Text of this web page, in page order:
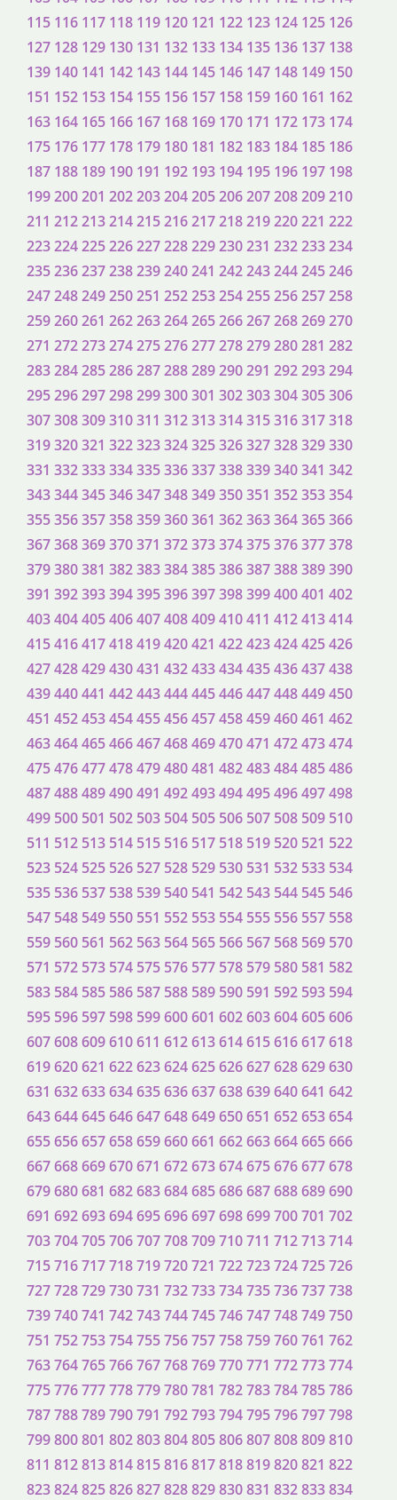
115 116 117 118 119 120 121 122 123 124 125 126
127 128 129 130 131 132 133 134 135 136 137 138
139 140 141 142 143 144 145 146 147 148 149 150
151 152 153 154 155 156 157 158 159 160 161 162
163 164 165 166 167 168 169 170 171 172 173 174
175 176 177 178 179 180 181 182 183 184 185 186
187 188 189 190 191 192 193 194 195 196 197 198
199200201 202203204205206207208209210
211 212213214215216217218219220221 222
223224225226227228229230231 232233234
235236237238239240241 242243244245246
247248249250251 252253254255256257258
259260261 262263264265266267268269270
271 272273274275276277278279280281 282
283284285286287288289290291 292293294
295296297298299300301 302303304305306
307308309310311 312313314315316317318
319320321 322323324325326327328329330
331 332333334335336337338339340341 342
343344345346347348349350351 352353354
355356357358359360361 362363364365366
367368369370371 372373374375376377378
379380381 382383384385386387388389390
391 392393394395396397398399400401 402
403404405406407408409410411 412413414
415416417418419420421 422423424425426
427428429430431 432433434435436437438
439440441 442443444445446447448449450
451 452453454455456457458459460461 462
463464465466467468469470471 472473474
475476477478479480481 482483484485486
487488489490491 492493494495496497498
499 500 501 502 503 504 505 506 507 508 509 510
511 512 513 514 515 516 517 518 519 520 521 522
523 524 525 526 527 528 529 530 531 532 533 534
535 536 537 538 539 540 541 542 543 544 545 546
547 548 549 550 551 552 553 554 555 556 557 558
559 560 561 562 563 564 565 566 567 568 569 570
571 572 573 574 575 576 577 578 579 580 581 582
583 584 585 586 587 588 589 590 591 592 593 594
595 596 597 598 599600601 602603604605606
607608609610611 612613614615616617618
619620621 622623624625626627628629630
631 632633634635636637638639640641 642
643644645646647648649650651 652653654
655656657658659660661 662663664665666
667668669670671 672673674675676677678
679680681 682683684685686687688689690
691 692693694695696697698699700701 702
703704705706707708709710711 712713714
715716717718719720721 722723724725726
727728729730731 732733734735736737738
739740741 742743744745746747748749750
751 752753754755756757758759760761 762
763764765766767768769770771 772773774
775776777778779780781 782783784785786
787788789790791 792793794795796797798
799800801 802803804805806807808809810
811 812813814815816817818819820821 822
823824825826827828829830831 832833834